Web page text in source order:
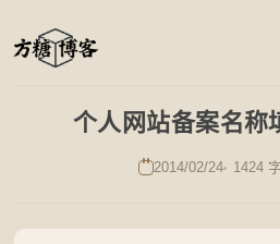
个人网站备案名称
2014/02/24 1424 字